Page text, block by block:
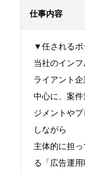
仕事内容
▼任されるポ
当社のイン
ライアント
中心に、案
ジメントや
しながら
主体的に担
る「広告運用